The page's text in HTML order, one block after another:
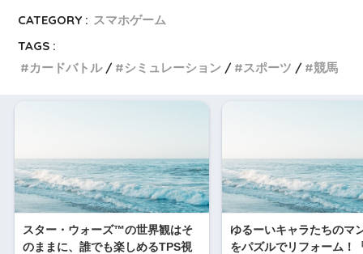
CATEGORY : スマホゲーム
TAGS :
カードバトル
シミュレーション スポーツ 競馬
スター・ウォーズ™の世界観はそ
のままに、誰でも楽しめるTPS視
ゆるーいキャラたちのマ
をパズルでリフォーム！